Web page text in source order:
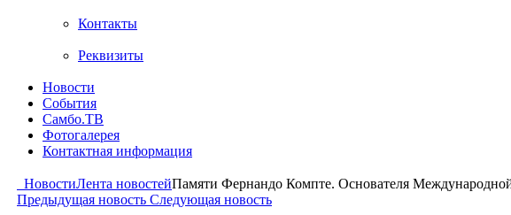
Контакты
Реквизиты
Новости
События
Самбо.ТВ
Фотогалерея
Контактная информация
НовостиЛента новостейПамяти Фернандо Компте. Основателя
Предыдущая новость Следующая новость